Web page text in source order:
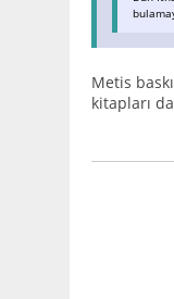
Metis
kitapları